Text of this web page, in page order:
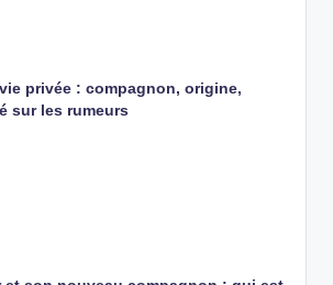
privée : compagnon, origine,
sur les rumeurs